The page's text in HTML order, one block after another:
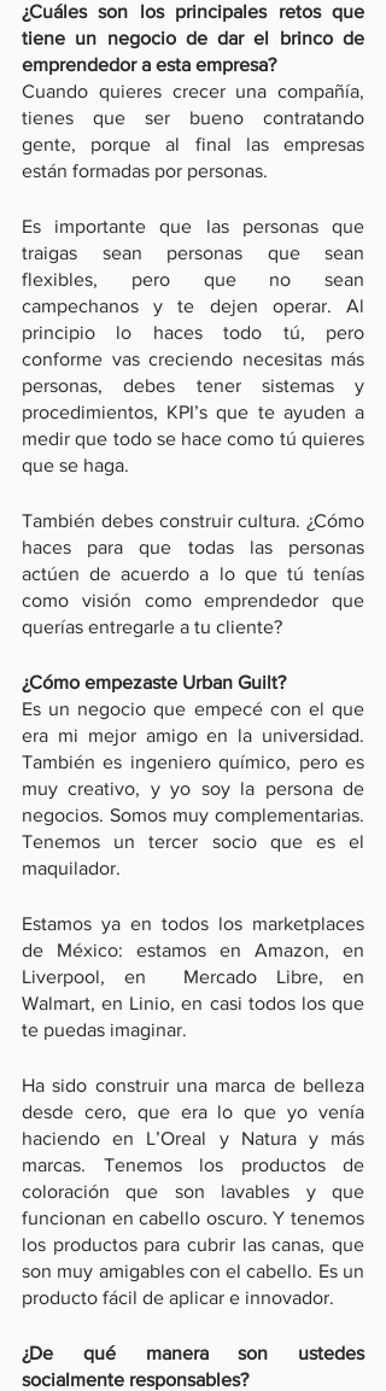
¿Cuáles son los principales retos que
tiene un negocio de dar el brinco de
emprendedor a esta empresa?
Cuando quieres crecer una compañía,
tienes que ser bueno contratando
gente, porque al final las empresas
están formadas por personas.
Es importante que las personas que
traigas sean personas que sean
flexibles, pero que no sean
campechanos y te dejen operar. Al
principio lo haces todo tú, pero
conforme vas creciendo necesitas más
personas, debes tener sistemas y
procedimientos, KPI’s que te ayuden a
medir que todo se hace como tú quieres
que se haga.
También debes construir cultura. ¿Cómo
haces para que todas las personas
actúen de acuerdo a lo que tú tenías
como visión como emprendedor que
querías entregarle a tu cliente?
¿Cómo empezaste Urban Guilt?
Es un negocio que empecé con el que
era mi mejor amigo en la universidad.
También es ingeniero químico, pero es
muy creativo, y yo soy la persona de
negocios. Somos muy complementarias.
Tenemos un tercer socio que es el
maquilador.
Estamos ya en todos los marketplaces
de México: estamos en Amazon, en
Liverpool, en  Mercado Libre, en
Walmart, en Linio, en casi todos los que
te puedas imaginar.
Ha sido construir una marca de belleza
desde cero, que era lo que yo venía
haciendo en L’Oreal y Natura y más
marcas. Tenemos los productos de
coloración que son lavables y que
funcionan en cabello oscuro. Y tenemos
los productos para cubrir las canas, que
son muy amigables con el cabello. Es un
producto fácil de aplicar e innovador.
¿De qué manera son ustedes
socialmente responsables?